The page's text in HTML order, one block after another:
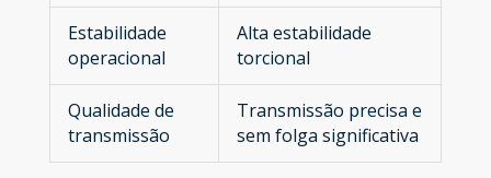
Estabilidade
operacional
Alta estabilidade
torcional
Qualidade de
transmissão
Transmissão precisa e
sem folga significativa